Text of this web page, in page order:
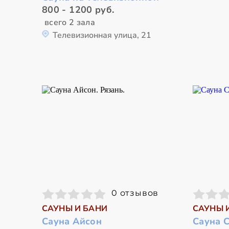
800 - 1200 руб.
всего 2 зала
Телевизионная улица, 21
0 отзывов
САУНЫ И БАНИ
Сауна Айсон
САУНЫ
Сауна